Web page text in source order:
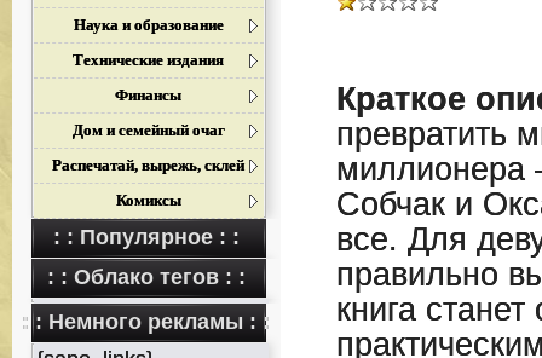
Наука и образование
Технические издания
Финансы
Дом и семейный очаг
Распечатай, вырежь, склей
Комиксы
: : Популярное : :
: : Облако тегов : :
: : Немного рекламы : :
Краткое
превратить
миллионера
Собчак и
все. Для
правильно
книга